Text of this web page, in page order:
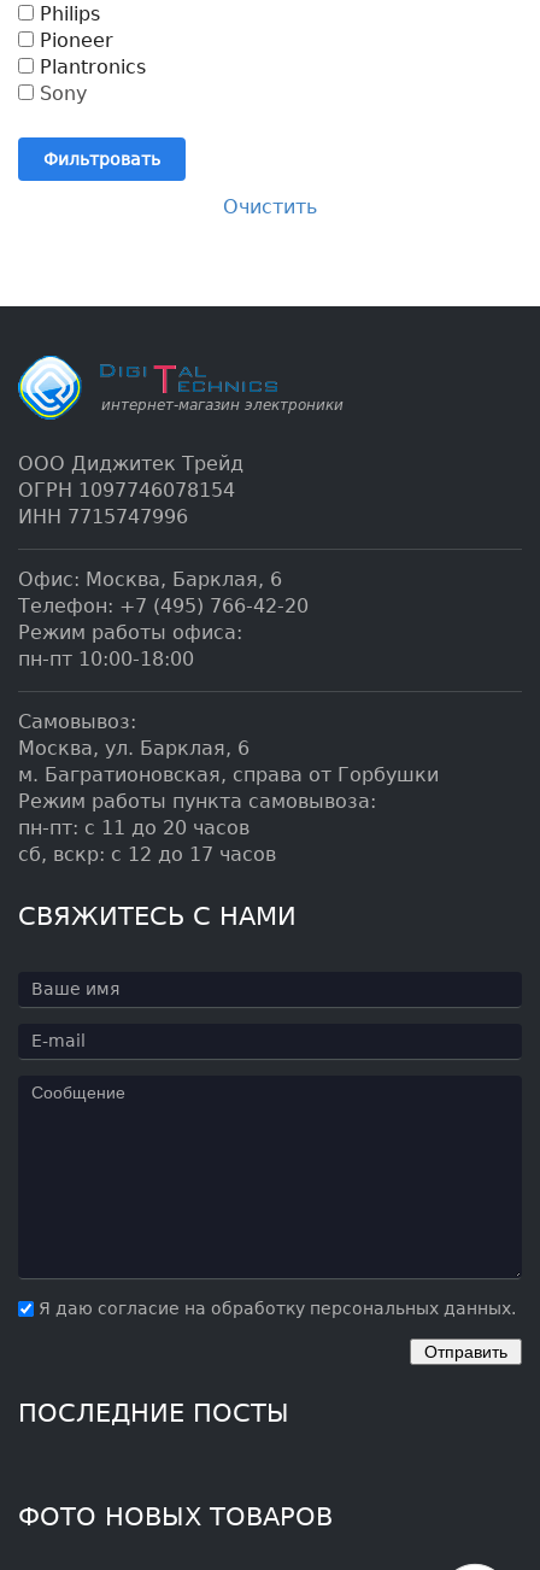
Philips
Pioneer
Plantronics
Sony
Фильтровать
Очистить
ООО Диджитек Трейд
ОГРН 1097746078154
ИНН 7715747996
Офис: Москва, Барклая, 6
Телефон: +7 (495) 766-42-20
Режим работы офиса:
пн-пт 10:00-18:00
Самовывоз:
Москва, ул. Барклая, 6
м. Багратионовская, справа от Горбушки
Режим работы пункта самовывоза:
пн-пт: с 11 до 20 часов
сб, вскр: с 12 до 17 часов
СВЯЖИТЕСЬ С НАМИ
Я даю согласие на обработку персональных данных.
ПОСЛЕДНИЕ ПОСТЫ
ФОТО НОВЫХ ТОВАРОВ